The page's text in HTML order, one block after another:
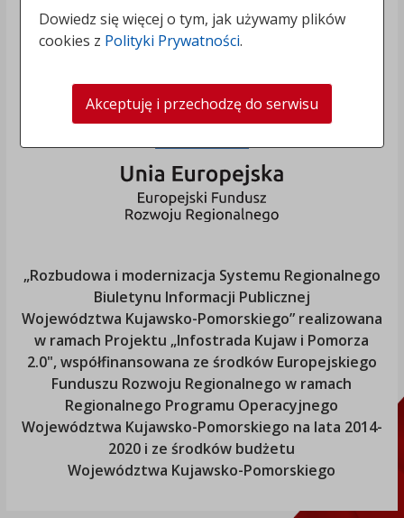
„Rozbudowa i modernizacja Systemu Regionalnego
Biuletynu Informacji Publicznej
Województwa Kujawsko-Pomorskiego” realizowana
w ramach Projektu „Infostrada Kujaw i Pomorza
2.0", współfinansowana ze środków Europejskiego
Funduszu Rozwoju Regionalnego w ramach
Regionalnego Programu Operacyjnego
Województwa Kujawsko-Pomorskiego na lata 2014-
2020 i ze środków budżetu
Województwa Kujawsko-Pomorskiego
Dowiedz się więcej o tym, jak używamy plików
cookies z Polityki Prywatności.
Akceptuję i przechodzę do serwisu